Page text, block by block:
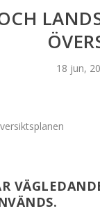
18 jun,